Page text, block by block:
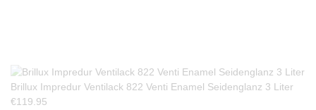
Brillux Impredur Ventilack 822 Venti Enamel Seidenglanz 3 Liter
€119.95